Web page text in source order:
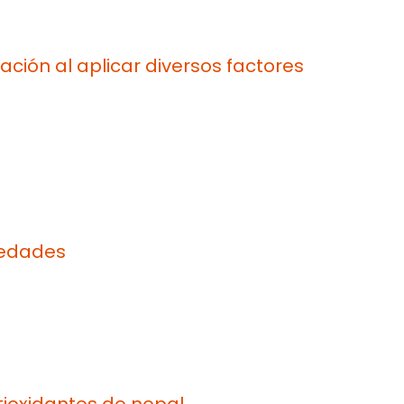
al aplicar diversos factores